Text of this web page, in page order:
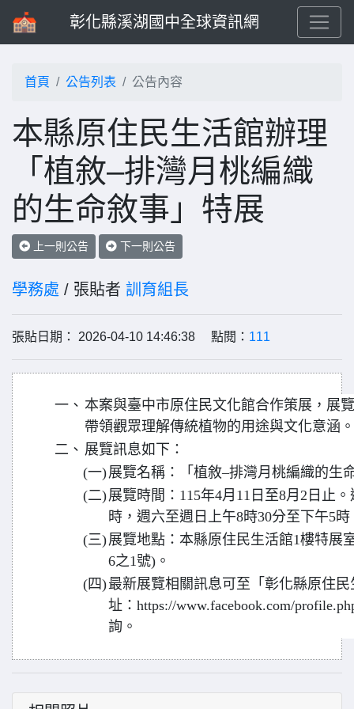
彰化縣溪湖國中全球資訊網
首頁 公告列表 公告內容
本縣原住民生活館辦理
「植敘–排灣月桃編織
的生命敘事」特展
上一則公告 下一則公告
學務處 / 張貼者 訓育組長
張貼日期： 2026-04-10 14:46:38 點閱： 111
一、 本案與臺中市原住民文化館合作策展，展
帶領觀眾理解傳統植物的用途與文化意涵。
二、 展覽訊息如下：
(一)展覽名稱：「植敘–排灣月桃編織的生
(二)展覽時間：115年4月11日至8月2日止
時，週六至週日上午8時30分至下午5
(三)展覽地點：本縣原住民生活館1樓特展
6之1號)。
(四)最新展覽相關訊息可至「彰化縣原住
址：https://www.facebook.com/
詢。